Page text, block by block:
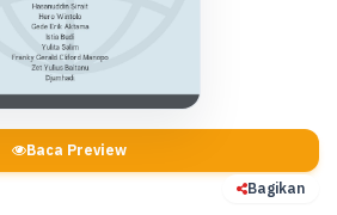
Baca Preview
Bagikan